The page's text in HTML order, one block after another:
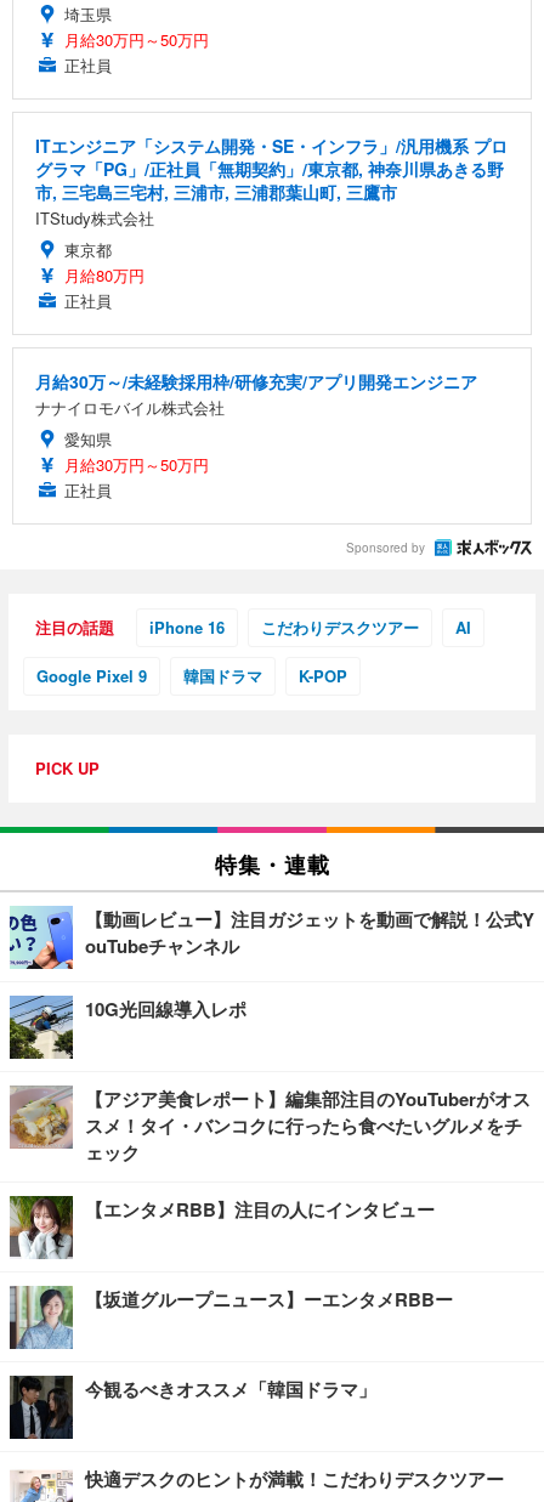
埼玉県
月給30万円～50万円
正社員
ITエンジニア「システム開発・SE・インフラ」/汎用機系 プロ
グラマ「PG」/正社員「無期契約」/東京都, 神奈川県あきる野
市, 三宅島三宅村, 三浦市, 三浦郡葉山町, 三鷹市
ITStudy株式会社
東京都
月給80万円
正社員
月給30万～/未経験採用枠/研修充実/アプリ開発エンジニア
ナナイロモバイル株式会社
愛知県
月給30万円～50万円
正社員
Sponsored by
注目の話題 iPhone 16 こだわりデスクツアー AI
Google Pixel 9 韓国ドラマ K-POP
PICK UP
特集・連載
【動画レビュー】注目ガジェットを動画で解説！公式Y
ouTubeチャンネル
10G光回線導入レポ
【アジア美食レポート】編集部注目のYouTuberがオス
スメ！タイ・バンコクに行ったら食べたいグルメをチ
ェック
【エンタメRBB】注目の人にインタビュー
【坂道グループニュース】ーエンタメRBBー
今観るべきオススメ「韓国ドラマ」
快適デスクのヒントが満載！こだわりデスクツアー